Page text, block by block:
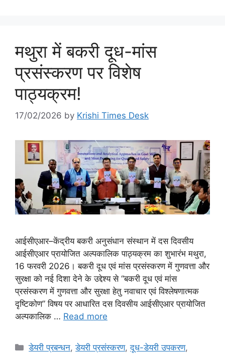
मथुरा में बकरी दूध-मांस
प्रसंस्करण पर विशेष
पाठ्यक्रम!
17/02/2026 by Krishi Times Desk
आईसीएआर–केंद्रीय बकरी अनुसंधान संस्थान में दस दिवसीय
आईसीएआर प्रायोजित अल्पकालिक पाठ्यक्रम का शुभारंभ मथुरा,
16 फरवरी 2026। बकरी दूध एवं मांस प्रसंस्करण में गुणवत्ता और
सुरक्षा को नई दिशा देने के उद्देश्य से “बकरी दूध एवं मांस
प्रसंस्करण में गुणवत्ता और सुरक्षा हेतु नवाचार एवं विश्लेषणात्मक
दृष्टिकोण” विषय पर आधारित दस दिवसीय आईसीएआर प्रायोजित
अल्पकालिक … Read more
डेयरी प्रबन्धन,डेयरी प्रसंस्करण,दूध-डेयरी उपकरण,